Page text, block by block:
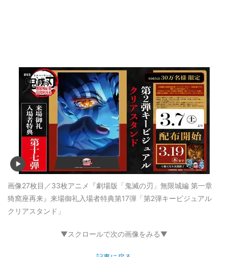
画像27枚目／33枚アニメ『劇場版「鬼滅の刃」無限城編 第一章
猗窩座再来』来場御礼入場者特典第17弾「第2弾キービジュアル
クリアスタンド」
▼スクロールで次の画像をみる▼